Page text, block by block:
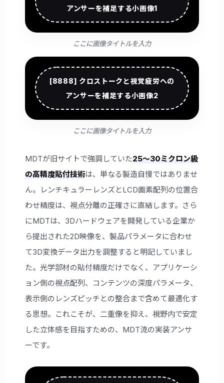
アンサーを補足する小画像1
ここに画像タイトルを入力
[8888] クロストークと視覚疲労への
アンサーを補足する小画像2
ここに画像タイトルを入力
MDTが旧サイトで強調していた25〜30ミクロン級
の高精度貼付技術は、単なる製造自慢ではありませ
ん。レンチキュラーレンズとLCD画素配列の位置合
わせ精度は、視点分離の正確さに直結します。さら
にMDTは、3Dハードウェアを開発している企業か
ら提出された2D映像を、製品パラメータに合わせ
て3D変換データ出力を調整すると明記していまし
た。光学部材の貼付精度だけでなく、アプリケーシ
ョン側の視点配列、コンテンツの深度パラメータ、
表示側のレンズピッチとの整合まで含めて最適化す
る思想。これこそが、二重像を抑え、視野内で安定
した立体感を目指すための、MDT流の実装アンサ
ーです。